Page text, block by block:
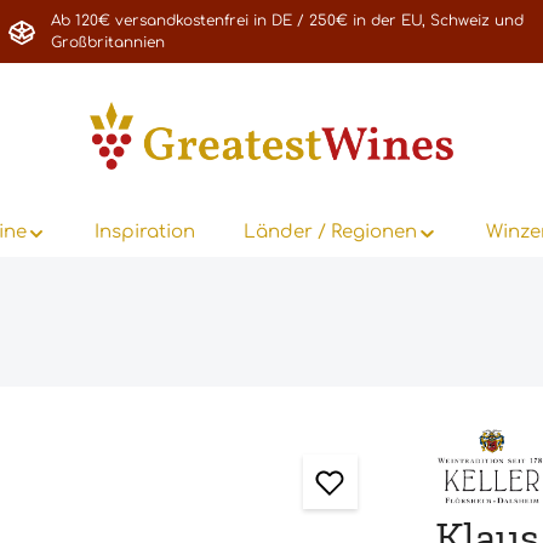
Ab 120€ versandkostenfrei in DE / 250€ in der EU, Schweiz und
Großbritannien
Inspiration Länder / Regionen